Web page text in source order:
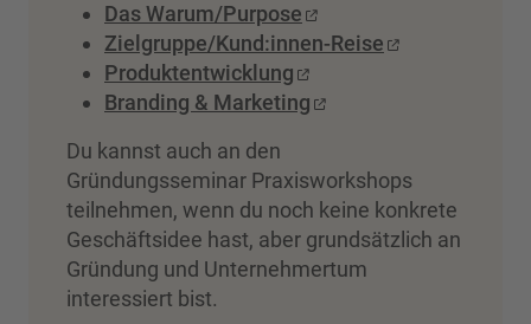
Das Warum/Purpose
Zielgruppe/Kund:innen-Reise
Produktentwicklung
Branding & Marketing
Du kannst auch an den
Gründungsseminar Praxisworkshops
teilnehmen, wenn du noch keine konkrete
Geschäftsidee hast, aber grundsätzlich an
Gründung und Unternehmertum
interessiert bist.